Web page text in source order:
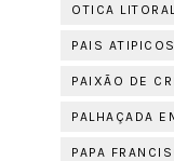
OTICA
PAIS
PAIXÃO DE
PALHAÇADA
PAPA